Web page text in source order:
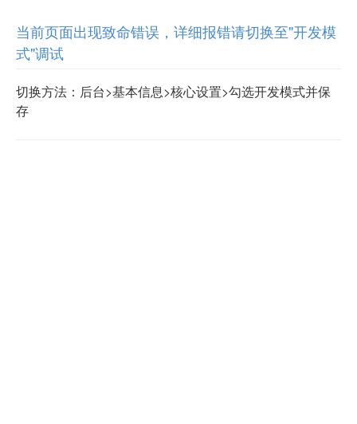
当前页面出现致命错误，详细报错请切换至"开发模
式"调试
切换方法：后台>基本信息>核心设置>勾选开发模式并保
存